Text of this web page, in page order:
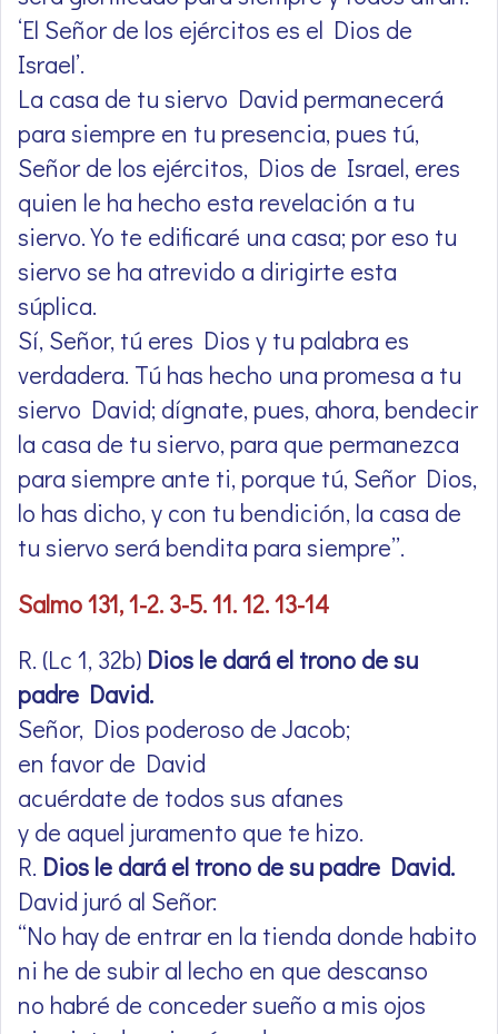
‘El Señor de los ejércitos es el Dios de
Israel’.
La casa de tu siervo David permanecerá
para siempre en tu presencia, pues tú,
Señor de los ejércitos, Dios de Israel, eres
quien le ha hecho esta revelación a tu
siervo. Yo te edificaré una casa; por eso tu
siervo se ha atrevido a dirigirte esta
súplica.
Sí, Señor, tú eres Dios y tu palabra es
verdadera. Tú has hecho una promesa a tu
siervo David; dígnate, pues, ahora, bendecir
la casa de tu siervo, para que permanezca
para siempre ante ti, porque tú, Señor Dios,
lo has dicho, y con tu bendición, la casa de
tu siervo será bendita para siempre’’.
Salmo 131, 1-2. 3-5. 11. 12. 13-14
R. (Lc 1, 32b) Dios le dará el trono de su
padre David.
Señor, Dios poderoso de Jacob;
en favor de David
acuérdate de todos sus afanes
y de aquel juramento que te hizo.
R. Dios le dará el trono de su padre David.
David juró al Señor:
“No hay de entrar en la tienda donde habito
ni he de subir al lecho en que descanso
no habré de conceder sueño a mis ojos